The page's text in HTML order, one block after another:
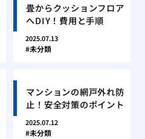
畳からクッションフロア
へDIY！費用と手順
2025.07.13
未分類
マンションの網戸外れ防
止！安全対策のポイント
2025.07.12
未分類